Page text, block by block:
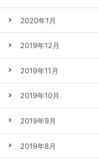
2020年1月
2019年12月
2019年11月
2019年10月
2019年9月
2019年8月